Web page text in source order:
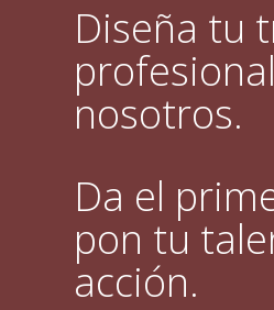
Diseña tu
nosotros.
Da el
pon tu
acción.